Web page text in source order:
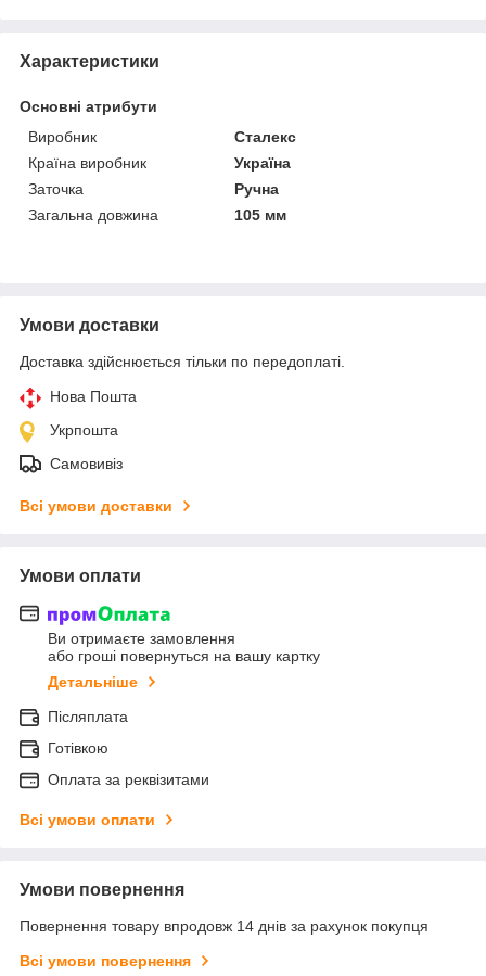
Характеристики
Основні атрибути
Виробник
Сталекс
Країна виробник
Україна
Заточка
Ручна
Загальна довжина
105 мм
Умови доставки
Доставка здійснюється тільки по передоплаті.
Нова Пошта
Укрпошта
Самовивіз
Всі умови доставки
Умови оплати
Ви отримаєте замовлення
або гроші повернуться на вашу картку
Детальніше
Післяплата
Готівкою
Оплата за реквізитами
Всі умови оплати
Умови повернення
Повернення товару впродовж 14 днів за рахунок покупця
Всі умови повернення